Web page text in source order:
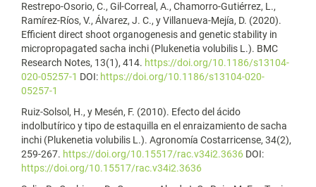
Restrepo-Osorio, C., Gil-Correal, A., Chamorro-Gutiérrez, L.,
Ramírez-Ríos, V., Álvarez, J. C., y Villanueva-Mejía, D. (2020).
Efficient direct shoot organogenesis and genetic stability in
micropropagated sacha inchi (Plukenetia volubilis L.). BMC
Research Notes, 13(1), 414. https://doi.org/10.1186/s13104-
020-05257-1 DOI: https://doi.org/10.1186/s13104-020-
05257-1
Ruiz-Solsol, H., y Mesén, F. (2010). Efecto del ácido
indolbutírico y tipo de estaquilla en el enraizamiento de sacha
inchi (Plukenetia volubilis L.). Agronomía Costarricense, 34(2),
259-267. https://doi.org/10.15517/rac.v34i2.3636 DOI:
https://doi.org/10.15517/rac.v34i2.3636